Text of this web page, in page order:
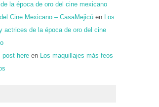
la época de oro del cine mexicano
Cine Mexicano – CasaMejicú en Los
actrices de la época de oro del cine
post here en Los maquillajes más feos